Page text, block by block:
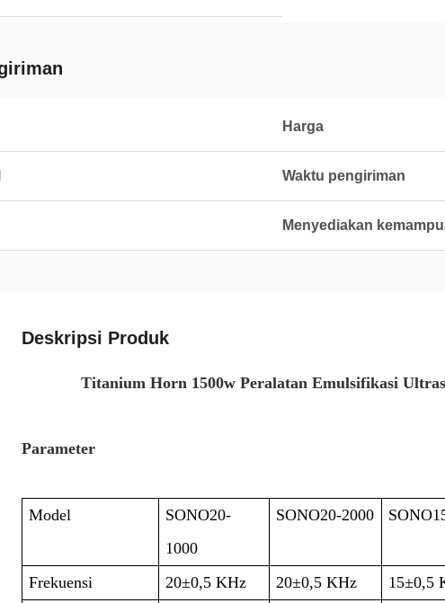
Harga
Waktu pengiriman
Menyediakan
Deskripsi Produk
Titanium Horn 1500w Peralatan Emulsifikasi
Parameter
Model
SONO20-
1000
SONO20-2000
Frekuensi
20±0,5 KHz 20±0,5 KHz 15±0,5